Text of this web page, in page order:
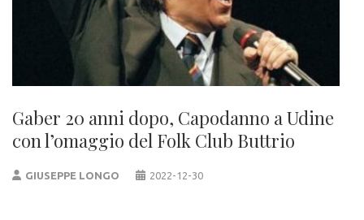
Gaber 20 anni dopo, Capodanno a Udine
con l’omaggio del Folk Club Buttrio
GIUSEPPE LONGO 2022-12-30